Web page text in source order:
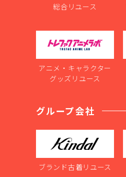
総合リユース
アニメ・キャラクター
グッズリユース
グループ会社
ブランド古着リユース